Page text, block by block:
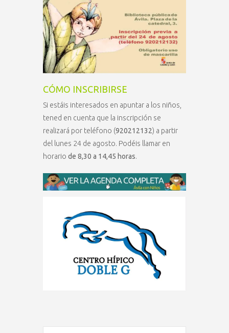
CÓMO INSCRIBIRSE
Si estáis interesados en apuntar a los niños,
tened en cuenta que la inscripción se
realizará por teléfono (920212132) a partir
del lunes 24 de agosto. Podéis llamar en
horario de 8,30 a 14,45 horas.